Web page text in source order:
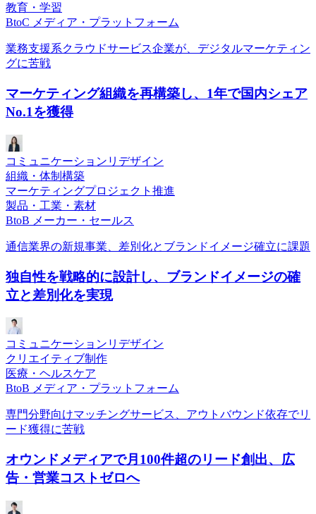
教育・学習
BtoC メディア・プラットフォーム
業務支援系クラウドサービス企業が、デジタルマーケティン
グに苦戦
マーケティング組織を再構築し、1年で国内シェア
No.1を獲得
コミュニケーションリデザイン
組織・体制構築
マーケティングプロジェクト推進
製品・工業・素材
BtoB メーカー・セールス
通信業界の新規事業、差別化とブランドイメージ確立に課題
独自性を戦略的に設計し、ブランドイメージの確
立と差別化を実現
コミュニケーションリデザイン
クリエイティブ制作
医療・ヘルスケア
BtoB メディア・プラットフォーム
専門分野向けマッチングサービス、アウトバウンド依存でリ
ード獲得に苦戦
オウンドメディアで月100件超のリード創出、広
告・営業コストゼロへ